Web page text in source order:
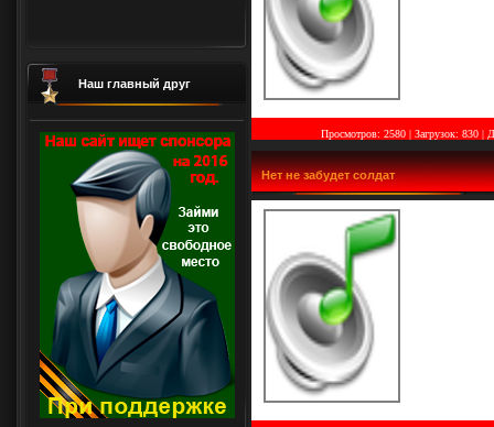
Наш главный друг
Просмотров: 2580 | Загрузок: 830 |
Нет не забудет солдат